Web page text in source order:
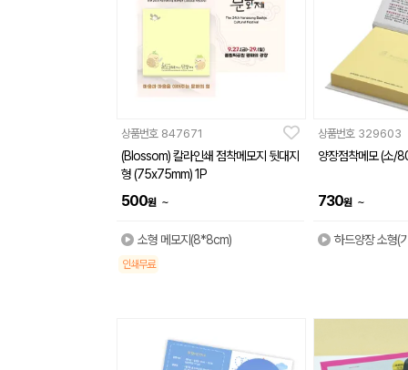
상품번호 847671
(Blossom) 칼라인쇄 점착메모지 뒷대지
형 (75x75mm) 1P
500원 ~
소형 메모지(8*8cm)
인쇄무료
상품번호 329603
양장점착메모 (소/
730원 ~
하드양장 소형(